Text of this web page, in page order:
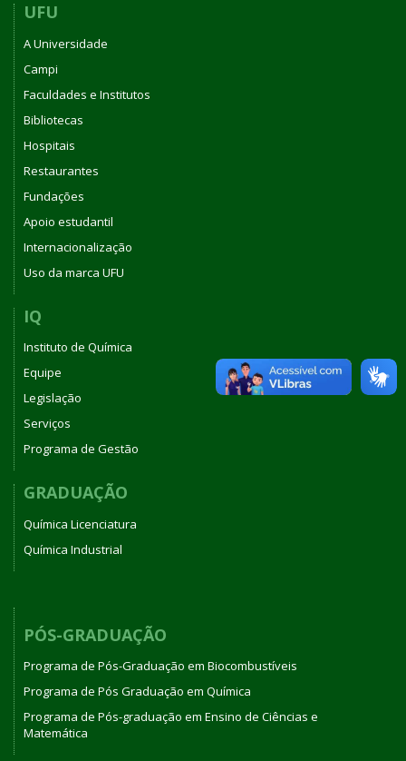
UFU
A Universidade
Campi
Faculdades e Institutos
Bibliotecas
Hospitais
Restaurantes
Fundações
Apoio estudantil
Internacionalização
Uso da marca UFU
IQ
Instituto de Química
Equipe
Legislação
Serviços
Programa de Gestão
GRADUAÇÃO
Química Licenciatura
Química Industrial
PÓS-GRADUAÇÃO
Programa de Pós-Graduação em Biocombustíveis
Programa de Pós Graduação em Química
Programa de Pós-graduação em Ensino de Ciências e
Matemática